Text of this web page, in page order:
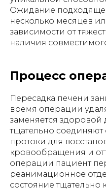
Ожидание
несколько месяцев
зависимости от
наличия
Процесс
Пересадка печени
время операции
заменяется
тщательно
протоки для
кровообращения и
операции пациент
реанимационное
состояние тщательно